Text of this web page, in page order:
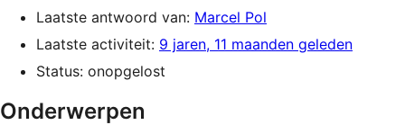
Laatste antwoord van: Marcel Pol
Laatste activiteit: 9 jaren, 11 maanden geleden
Status: onopgelost
Onderwerpen